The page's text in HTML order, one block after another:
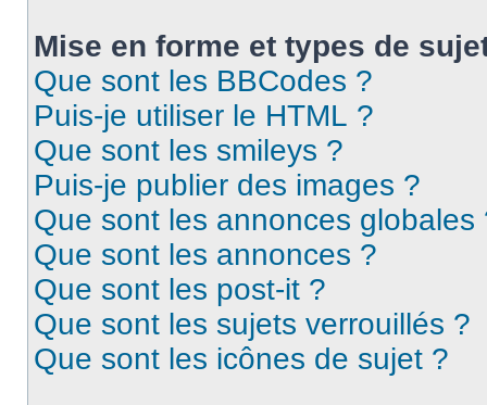
Mise en forme et types de
Que sont les BBCodes ?
Puis-je utiliser le HTML ?
Que sont les smileys ?
Puis-je publier des images ?
Que sont les annonces globales
Que sont les annonces ?
Que sont les post-it ?
Que sont les sujets verrouillés ?
Que sont les icônes de sujet ?